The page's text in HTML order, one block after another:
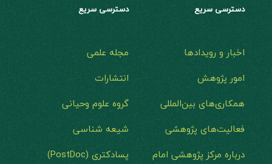
دسترسی سریع
اخبار و رویدادها
امور پژوهش
همکاری‌های بین‌المللی
فعالیت‌های پژوهشی
درباره مرکز پژوهشی امام
دسترسی سریع
مجله علمی
انتشارات
گروه علوم وحیانی
شیعه شناسی
پسادکتری (PostDoc)